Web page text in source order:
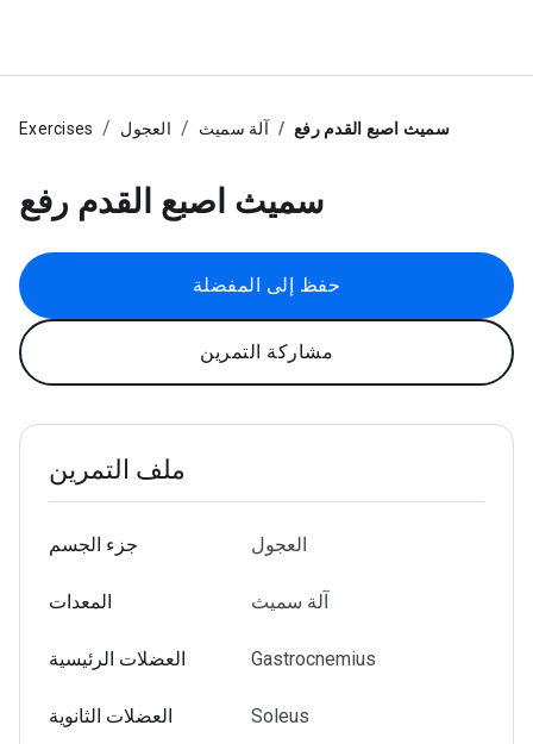
Exercises العجول آلة سميث سميث اصبع القدم رفع
سميث اصبع القدم رفع
حفظ إلى المفضلة
مشاركة التمرين
ملف التمرين
جزء الجسم العجول
المعدات آلة سميث
العضلات الرئيسية Gastrocnemius
العضلات الثانوية Soleus